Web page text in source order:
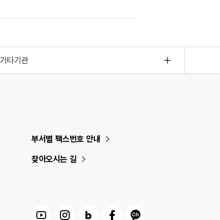
기타기관
부서별 팩스번호 안내
찾아오시는 길